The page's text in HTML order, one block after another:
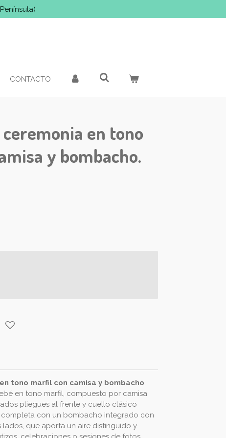
CONTACTO
en tono
y bombacho.
tono marfil con camisa y bombacho
en tono marfil, compuesto por camisa
pliegues al frente y cuello clásico
con un bombacho integrado con
que aporta un aire distinguido y